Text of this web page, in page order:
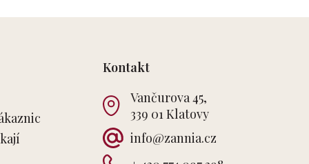
Kontakt
Vančurova 45,
339 01 Klatovy
info@zannia.cz